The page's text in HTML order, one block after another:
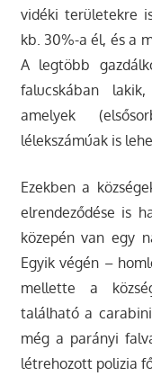
vidéki területekre
kb. 30%-a él, és a
A legtöbb
falucskában lakik,
amelyek
lélekszámúak is
Ezekben a
elrendeződése is
közepén van egy
Egyik végén –
mellette a
található a
még a parányi
létrehozott polizia